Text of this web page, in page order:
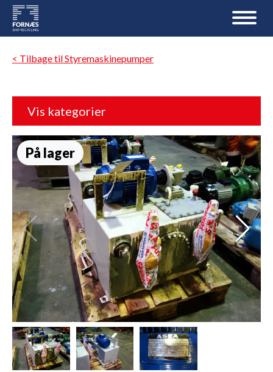
< Tilbage til Styremaskinepumper
Vis kategorier
På lager